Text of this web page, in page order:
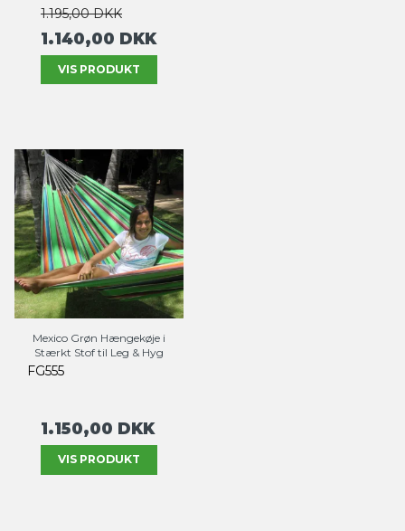
1.195,00 DKK
1.140,00 DKK
VIS PRODUKT
Mexico Grøn Hængekøje i
Stærkt Stof til Leg & Hyg
FG555
1.150,00 DKK
VIS PRODUKT